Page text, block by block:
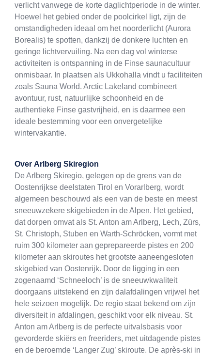
verlicht vanwege de korte daglichtperiode in de winter.
Hoewel het gebied onder de poolcirkel ligt, zijn de
omstandigheden ideaal om het noorderlicht (Aurora
Borealis) te spotten, dankzij de donkere luchten en
geringe lichtvervuiling. Na een dag vol winterse
activiteiten is ontspanning in de Finse saunacultuur
onmisbaar. In plaatsen als Ukkohalla vindt u faciliteiten
zoals Sauna World. Arctic Lakeland combineert
avontuur, rust, natuurlijke schoonheid en de
authentieke Finse gastvrijheid, en is daarmee een
ideale bestemming voor een onvergetelijke
wintervakantie.
Over Arlberg Skiregion
De Arlberg Skiregio, gelegen op de grens van de
Oostenrijkse deelstaten Tirol en Vorarlberg, wordt
algemeen beschouwd als een van de beste en meest
sneeuwzekere skigebieden in de Alpen. Het gebied,
dat dorpen omvat als St. Anton am Arlberg, Lech, Zürs,
St. Christoph, Stuben en Warth-Schröcken, vormt met
ruim 300 kilometer aan geprepareerde pistes en 200
kilometer aan skiroutes het grootste aaneengesloten
skigebied van Oostenrijk. Door de ligging in een
zogenaamd ‘Schneeloch’ is de sneeuwkwaliteit
doorgaans uitstekend en zijn dalafdalingen vrijwel het
hele seizoen mogelijk. De regio staat bekend om zijn
diversiteit in afdalingen, geschikt voor elk niveau. St.
Anton am Arlberg is de perfecte uitvalsbasis voor
gevorderde skiërs en freeriders, met uitdagende pistes
en de beroemde ‘Langer Zug’ skiroute. De après-ski in